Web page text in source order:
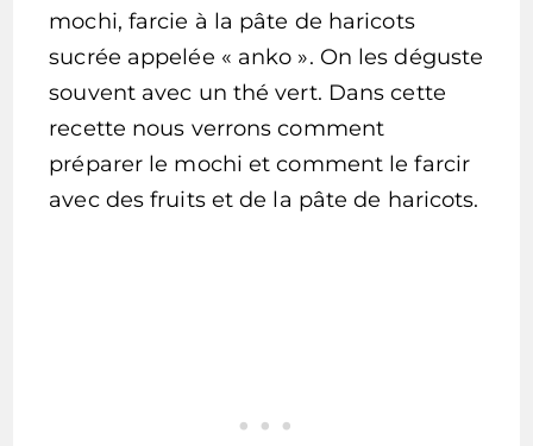
mochi, farcie à la pâte de haricots
sucrée appelée « anko ». On les déguste
souvent avec un thé vert. Dans cette
recette nous verrons comment
préparer le mochi et comment le farcir
avec des fruits et de la pâte de haricots.